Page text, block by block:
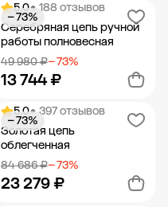
Добавить в корзину
5.0• 188 отзывов
Серебряная цепь ручной
работы полновесная
49 980 ₽− 73%
13 744 ₽
− 73%
Добавить в корзину
5.0• 397 отзывов
Золотая цепь
облегченная
84 686 ₽− 73%
23 279 ₽
− 73%